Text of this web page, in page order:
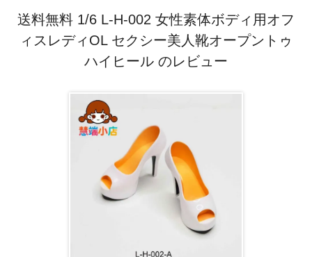
送料無料 1/6 L-H-002 女性素体ボディ用オフ
ィスレディOL セクシー美人靴オープントゥ
ハイヒール のレビュー